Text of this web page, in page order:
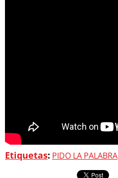
Etiquetas: PIDO LA PALABRA